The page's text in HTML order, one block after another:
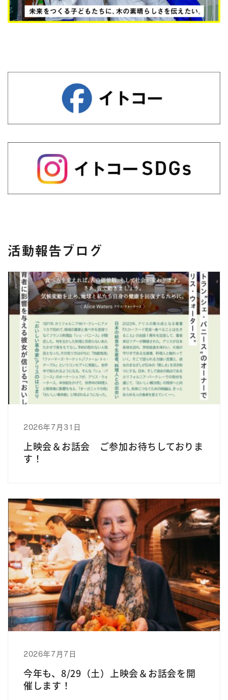
活動報告ブログ
2026年7月31日
上映会＆お話会 ご参加お待ちしておりま
す！
2026年7月7日
今年も、8/29（土）上映会＆お話会を開
催します！